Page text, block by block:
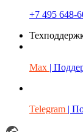
+7 495 648-
Max |
Telegram |